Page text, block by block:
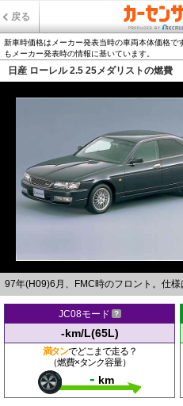
戻る
新車時価格はメーカー発表当時の車両本体価格で
もメーカー発表時の情報に基いています。
日産 ローレル 2.5 25メダリストの燃費
97年(H09)6月、FMC時のフロント。仕
JC08モード
-km/L(65L)
満タンでどこまで走る？
（燃費×タンク容量）
- km